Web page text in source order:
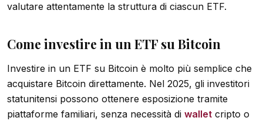
valutare attentamente la struttura di ciascun ETF.
Come investire in un ETF su Bitcoin
Investire in un ETF su Bitcoin è molto più semplice che
acquistare Bitcoin direttamente. Nel 2025, gli investitori
statunitensi possono ottenere esposizione tramite
piattaforme familiari, senza necessità di wallet cripto o